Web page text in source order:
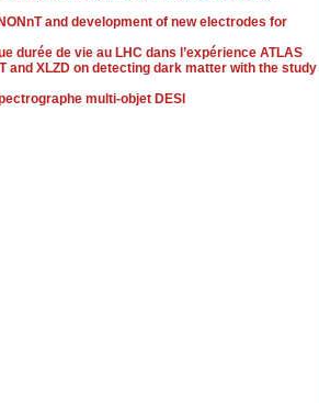
and development of new electrodes for
durée de vie au LHC dans l’expérience ATLAS
and XLZD on detecting dark matter with the study
multi-objet DESI